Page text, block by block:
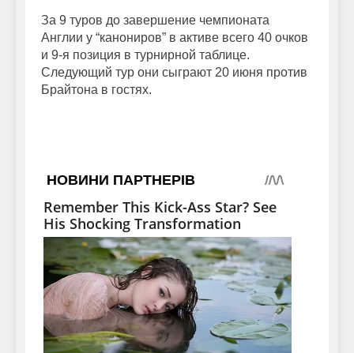
За 9 туров до завершение чемпионата
Англии у “канониров” в активе всего 40 очков
и 9-я позиция в турнирной таблице.
Следующий тур они сыграют 20 июня против
Брайтона в гостях.